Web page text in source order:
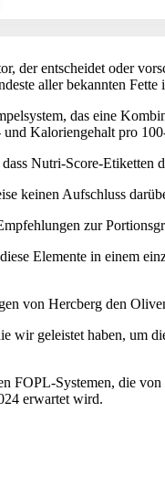
der entscheidet oder
aller bekannten Fette
das eine
Kaloriengehalt pro
Nutri-Score-Etiketten
keinen Aufschluss
zur
Elemente in einem
von Hercberg den
wir geleistet haben, um
FOPL-Systemen, die
erwartet wird.